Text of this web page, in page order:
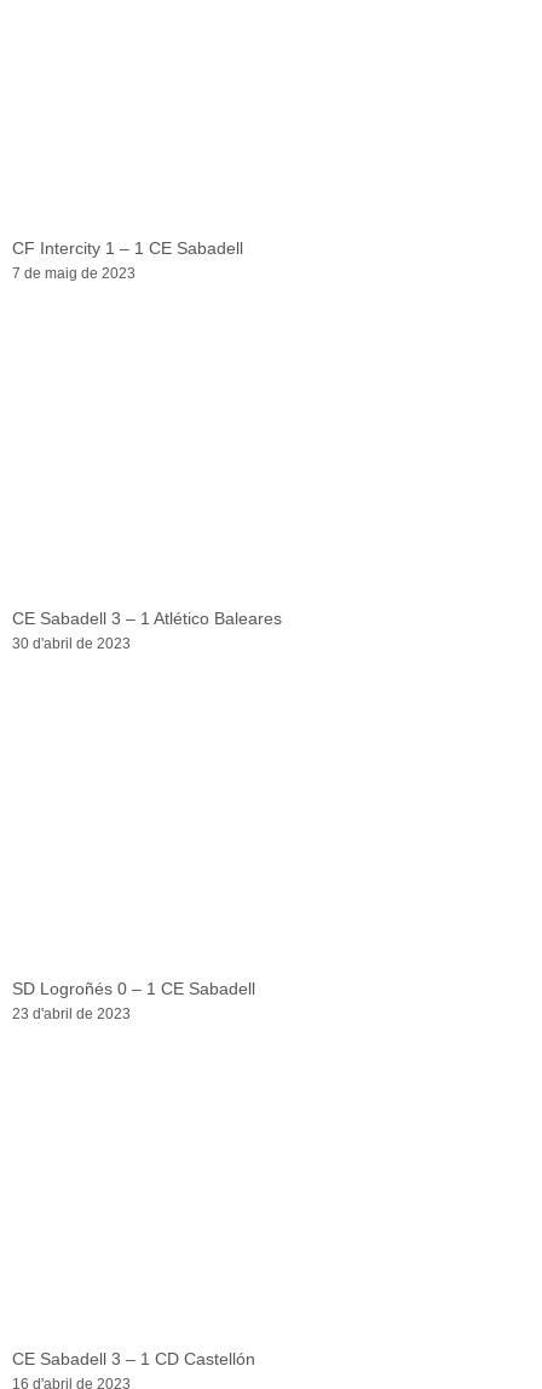
CF Intercity 1 – 1 CE Sabadell
7 de maig de 2023
CE Sabadell 3 – 1 Atlético Baleares
30 d'abril de 2023
SD Logroñés 0 – 1 CE Sabadell
23 d'abril de 2023
CE Sabadell 3 – 1 CD Castellón
16 d'abril de 2023